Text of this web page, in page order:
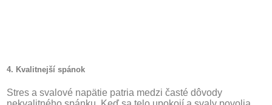
4. Kvalitnejší spánok
Stres a svalové napätie patria medzi časté dôvody